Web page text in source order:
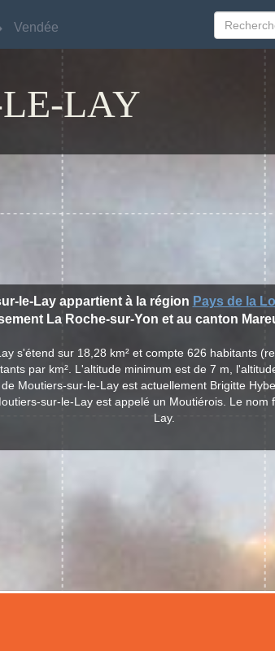
Vendée
LAY
le-Lay appartient à la région Pays de la
La Roche-sur-Yon et au canton
s'étend sur 18,28 km² et compte 626 habitants
par km². L'altitude minimum est de 7 m,
Moutiers-sur-le-Lay est actuellement Brigitte
sur-le-Lay est appelé un Moutiérois. Le nom
Lay.
Vendée